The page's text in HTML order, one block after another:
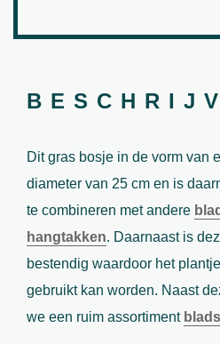
Dit gras bosje in de vorm van
diameter van 25 cm en is
te combineren met andere
hangtakken. Daarnaast is
bestendig waardoor het
gebruikt kan worden. Naast
we een ruim assortiment